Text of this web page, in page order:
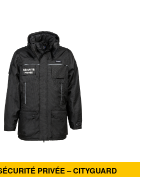
PRIVÉE – CITYGUARD